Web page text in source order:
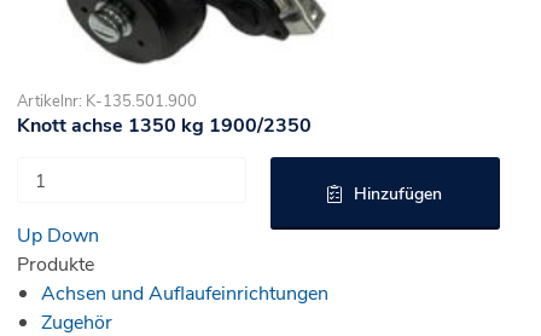
Artikelnr: K-135.501.900
Knott achse 1350 kg 1900/2350
Up Down
Hinzufügen
Produkte
Achsen und Auflaufeinrichtungen
Zugehör